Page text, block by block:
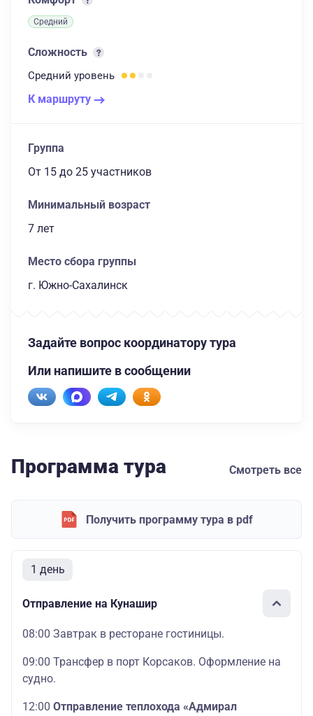
Средний
Сложность
Средний уровень
К маршруту
Группа
От 15 до 25 участников
Минимальный возраст
7 лет
Место сбора группы
г. Южно-Сахалинск
Задайте вопрос координатору тура
Или напишите в сообщении
Программа тура Смотреть все
Получить программу тура в pdf
1 день
Отправление на Кунашир
08:00 Завтрак в ресторане гостиницы.
09:00 Трансфер в порт Корсаков. Оформление на
судно.
12:00 Отправление теплохода «Адмирал